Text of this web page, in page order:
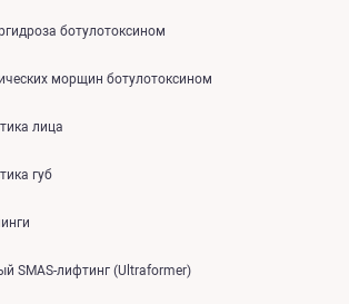
ботулотоксином
морщин ботулотоксином
лица
губ
SMAS-лифтинг (Ultraformer)